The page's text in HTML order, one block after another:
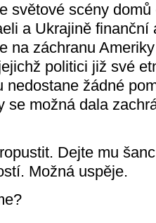
světové scény
a Ukrajině finanční
na záchranu
politici již své
nedostane žádné
se možná dala
Dejte mu
Možná uspěje.